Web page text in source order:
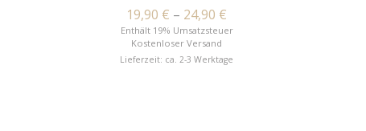
19,90 € – 24,90 €
Enthält 19% Umsatzsteuer
Kostenloser Versand
Lieferzeit: ca. 2-3 Werktage